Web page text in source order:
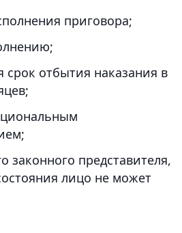
приговора;
срок отбытия наказания в
законного представителя,
лицо не может